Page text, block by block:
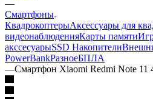
—
Смартфоны
КвадрокоптерыАксессуары для
видеонаблюденияКарты памяти
акссесуарыSSD Накопители
PowerBankРазноеБПЛА
—Смартфон Xiaomi Redmi Note 11